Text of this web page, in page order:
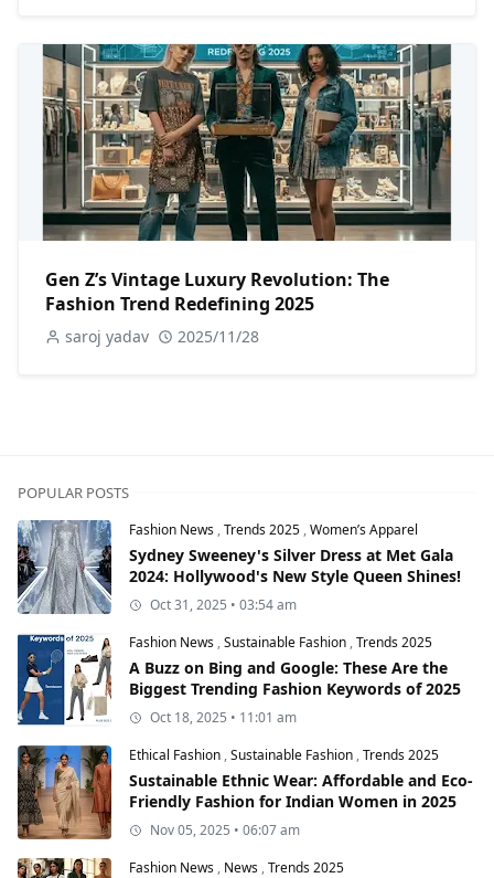
Gen Z’s Vintage Luxury Revolution: The
Fashion Trend Redefining 2025
saroj yadav 2025/11/28
POPULAR POSTS
Fashion News ,Trends 2025 ,Women’s Apparel
Sydney Sweeney's Silver Dress at Met Gala
2024: Hollywood's New Style Queen Shines!
Oct 31, 2025 • 03:54 am
Fashion News ,Sustainable Fashion ,Trends 2025
A Buzz on Bing and Google: These Are the
Biggest Trending Fashion Keywords of 2025
Oct 18, 2025 • 11:01 am
Ethical Fashion ,Sustainable Fashion ,Trends 2025
Sustainable Ethnic Wear: Affordable and Eco-
Friendly Fashion for Indian Women in 2025
Nov 05, 2025 • 06:07 am
Fashion News , News ,Trends 2025